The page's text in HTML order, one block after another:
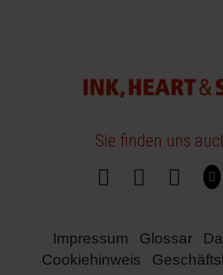
Sie finden uns
Impressum Glossar
Cookiehinweis